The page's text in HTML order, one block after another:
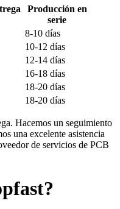
Producción en
serie
8-10 días
10-12 días
12-14 días
16-18 días
18-20 días
18-20 días
Hacemos un seguimiento
una excelente asistencia
de servicios de PCB